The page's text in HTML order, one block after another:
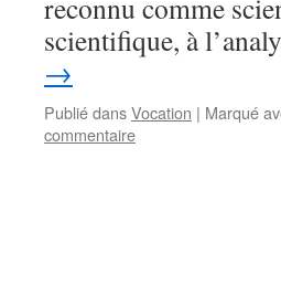
reconnu comme
scientifique, à
→
Publié dansVocation | Marqué
commentaire